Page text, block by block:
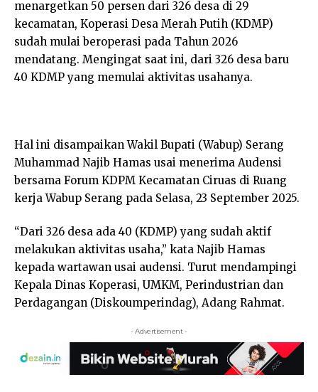
menargetkan 50 persen dari 326 desa di 29
kecamatan, Koperasi Desa Merah Putih (KDMP)
sudah mulai beroperasi pada Tahun 2026
mendatang. Mengingat saat ini, dari 326 desa baru
40 KDMP yang memulai aktivitas usahanya.
Hal ini disampaikan Wakil Bupati (Wabup) Serang
Muhammad Najib Hamas usai menerima Audensi
bersama Forum KDPM Kecamatan Ciruas di Ruang
kerja Wabup Serang pada Selasa, 23 September 2025.
“Dari 326 desa ada 40 (KDMP) yang sudah aktif
melakukan aktivitas usaha,” kata Najib Hamas
kepada wartawan usai audensi. Turut mendampingi
Kepala Dinas Koperasi, UMKM, Perindustrian dan
Perdagangan (Diskoumperindag), Adang Rahmat.
- Advertisement -